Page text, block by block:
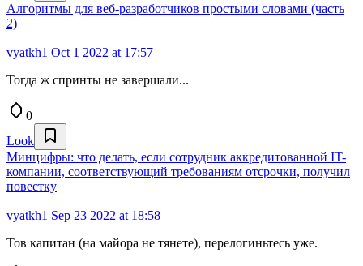
Алгоритмы для веб-разработчиков простыми словами (часть
2)
vyatkh1 Oct 1 2022 at 17:57
Тогда ж спринты не завершали...
0
Look
Минцифры: что делать, если сотрудник аккредитованной IT-
компании, соответствующий требованиям отсрочки, получил
повеcтку
vyatkh1 Sep 23 2022 at 18:58
Тов капитан (на майора не тянете), перелогиньтесь уже.